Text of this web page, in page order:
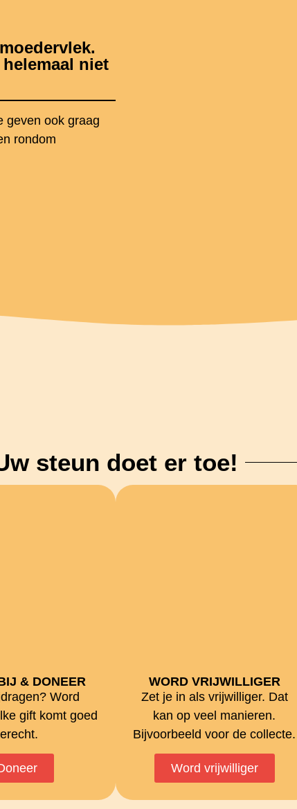
niet
geven ook graag
rondom
steun doet er toe!
& DONEER
Word
gift komt goed
WORD VRIJWILLIGER
Zet je in als vrijwilliger. Dat
kan op veel manieren.
Bijvoorbeeld voor de collecte.
Word vrijwilliger